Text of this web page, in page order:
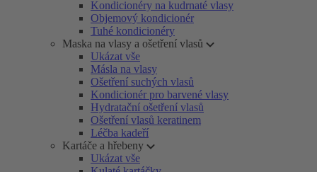
Kondicionéry na kudrnaté vlasy
Objemový kondicionér
Tuhé kondicionéry
Maska na vlasy a ošetření vlasů
Ukázat vše
Másla na vlasy
Ošetření suchých vlasů
Kondicionér pro barvené vlasy
Hydratační ošetření vlasů
Ošetření vlasů keratinem
Léčba kadeří
Kartáče a hřebeny
Ukázat vše